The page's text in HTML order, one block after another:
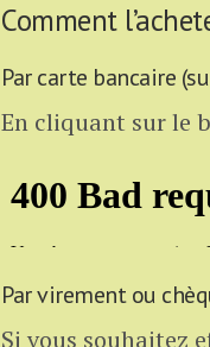
Comment
Par carte bancaire
En cliquant sur le
Par virement ou
Si vous souhaitez